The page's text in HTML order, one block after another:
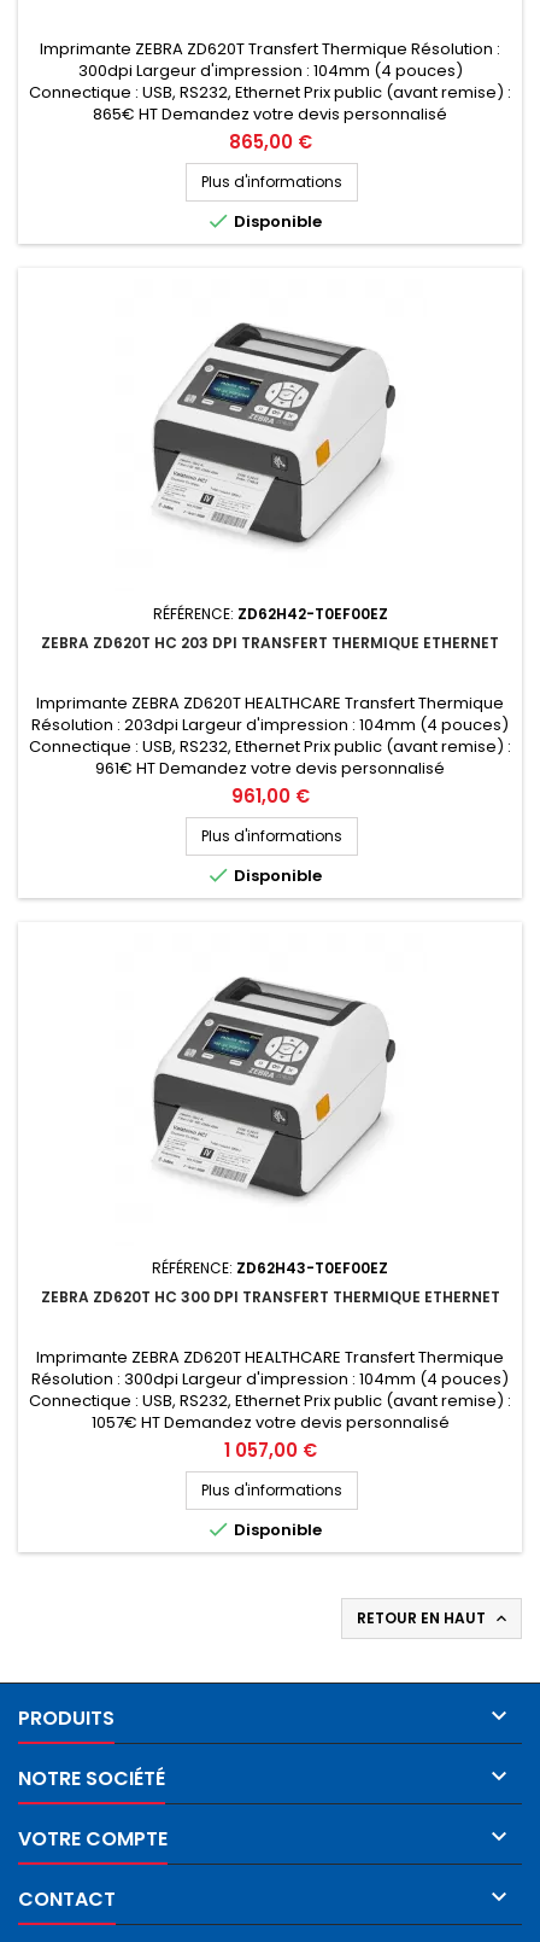
Imprimante ZEBRA ZD620T Transfert Thermique Résolution :
300dpi Largeur d'impression : 104mm (4 pouces)
Connectique : USB, RS232, Ethernet Prix public (avant remise) :
865€ HT Demandez votre devis personnalisé
Prix
865,00 €
Plus d'informations
 Disponible
RÉFÉRENCE: ZD62H42-T0EF00EZ
ZEBRA ZD620T HC 203 DPI TRANSFERT THERMIQUE ETHERNET
Imprimante ZEBRA ZD620T HEALTHCARE Transfert Thermique
Résolution : 203dpi Largeur d'impression : 104mm (4 pouces)
Connectique : USB, RS232, Ethernet Prix public (avant remise) :
961€ HT Demandez votre devis personnalisé
Prix
961,00 €
Plus d'informations
 Disponible
RÉFÉRENCE: ZD62H43-T0EF00EZ
ZEBRA ZD620T HC 300 DPI TRANSFERT THERMIQUE ETHERNET
Imprimante ZEBRA ZD620T HEALTHCARE Transfert Thermique
Résolution : 300dpi Largeur d'impression : 104mm (4 pouces)
Connectique : USB, RS232, Ethernet Prix public (avant remise) :
1057€ HT Demandez votre devis personnalisé
Prix
1 057,00 €
Plus d'informations
 Disponible
RETOUR EN HAUT 
PRODUITS 
NOTRE SOCIÉTÉ 
VOTRE COMPTE 
CONTACT 